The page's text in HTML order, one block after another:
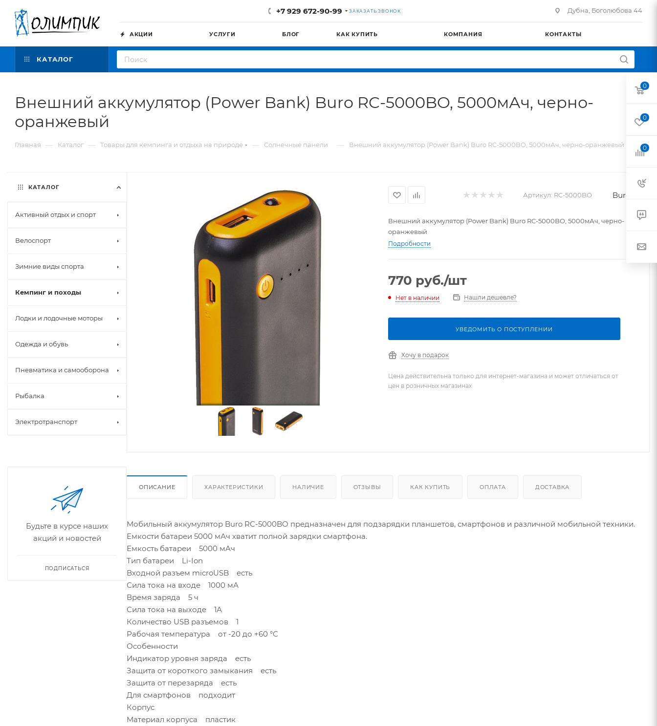
+7 929 672-90-99 ЗАКАЗАТЬ ЗВОНОК Дубна, Боголюбова 44
АКЦИИ УСЛУГИ БЛОГ КАК КУПИТЬ КОМПАНИЯ КОНТАКТЫ
КАТАЛОГ
Внешний аккумулятор (Power Bank) Buro RC-5000BO, 5000мАч, черно-
оранжевый
Главная — Каталог — Товары для кемпинга и отдыха на природе — Солнечные панели — Внешний аккумулятор (Power Bank) Buro RC-5000BO, 5000мАч, черно-оранжевый
Артикул: RC-5000BO Buro
Внешний аккумулятор (Power Bank) Buro RC-5000BO, 5000мАч, черно-
оранжевый
Подробности
770 руб./шт
Нет в наличии Нашли дешевле?
УВЕДОМИТЬ О ПОСТУПЛЕНИИ
Хочу в подарок
Цена действительна только для интернет-магазина и может отличаться от
цен в розничных магазинах
ОПИСАНИЕ ХАРАКТЕРИСТИКИ НАЛИЧИЕ ОТЗЫВЫ КАК КУПИТЬ ОПЛАТА ДОСТАВКА
Мобильный аккумулятор Buro RC-5000BO предназначен для подзарядки планшетов, смартфонов и различной мобильной техники.
Емкости батареи 5000 мАч хватит полной зарядки смартфона.
Емкость батареи 5000 мAч
Тип батареи Li-Ion
Входной разъем microUSB есть
Сила тока на входе 1000 мА
Время заряда 5 ч
Сила тока на выходе 1А
Количество USB разъемов 1
Рабочая температура от -20 до +60 °С
Особенности
Индикатор уровня заряда есть
Защита от короткого замыкания есть
Защита от перезаряда есть
Для смартфонов подходит
Корпус
Материал корпуса пластик
КАТАЛОГ
Активный отдых и спорт
Велоспорт
Зимние виды спорта
Кемпинг и походы
Лодки и лодочные моторы
Одежда и обувь
Пневматика и самооборона
Рыбалка
Электротранспорт
Будьте в курсе наших
акций и новостей
ПОДПИСАТЬСЯ
0
0
0